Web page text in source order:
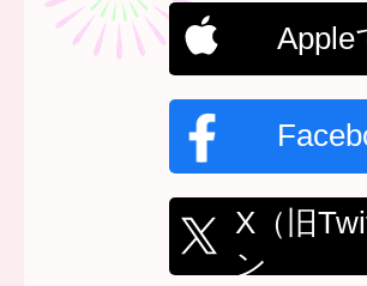
Apple
X（旧
ン